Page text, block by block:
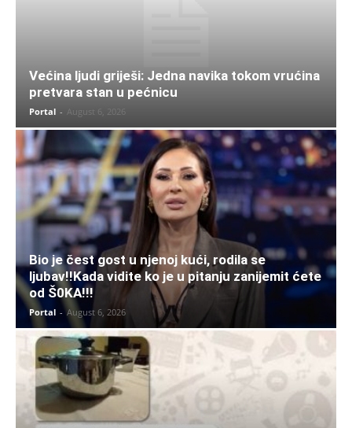
Većina ljudi griješi: Jedna navika tokom vrućina
pretvara stan u pećnicu
Portal - August 6, 2026
Bio je čest gost u njenoj kući, rodila se
ljubav!!Kada vidite ko je u pitanju zanijemit ćete
od Š0KA!!!
Portal - August 6, 2026